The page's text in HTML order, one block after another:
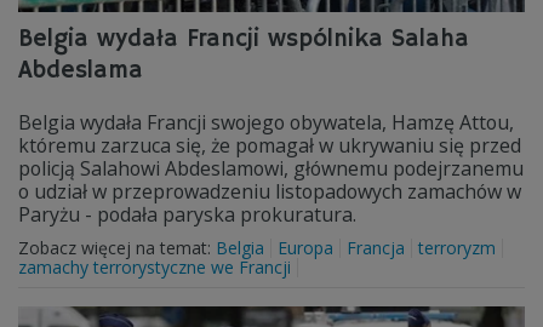
Belgia wydała Francji wspólnika Salaha
Abdeslama
Belgia wydała Francji swojego obywatela, Hamzę Attou,
któremu zarzuca się, że pomagał w ukrywaniu się przed
policją Salahowi Abdeslamowi, głównemu podejrzanemu
o udział w przeprowadzeniu listopadowych zamachów w
Paryżu - podała paryska prokuratura.
Zobacz więcej na temat: Belgia Europa Francja
terroryzm
zamachy terrorystyczne we Francji